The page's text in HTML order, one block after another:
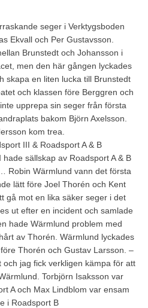
seger i Verktygsboden
Ekvall och Per Gustavsson.
Brunstedt och Johansson i
men den här gången lyckades
skapa en liten lucka till Brunstedt
och klassen före Berggren och
upprepa sin seger från första
bakom Björn Axelsson.
kom trea.
III & Roadsport A & B
sällskap av Roadsport A & B
Robin Wärmlund vann det första
lätt före Joel Thorén och Kent
gå mot en lika säker seger i det
ut efter en incident och samlade
hade Wärmlund problem med
av Thorén. Wärmlund lyckades
Thorén och Gustav Larsson. –
och jag fick verkligen kämpa för att
Torbjörn Isaksson var
A och Max Lindblom var ensam
i Roadsport B